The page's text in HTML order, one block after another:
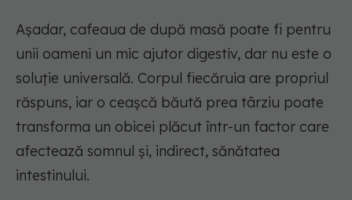
Așadar, cafeaua de după masă poate fi pentru
unii oameni un mic ajutor digestiv, dar nu este o
soluție universală. Corpul fiecăruia are propriul
răspuns, iar o ceașcă băută prea târziu poate
transforma un obicei plăcut într-un factor care
afectează somnul și, indirect, sănătatea
intestinului.